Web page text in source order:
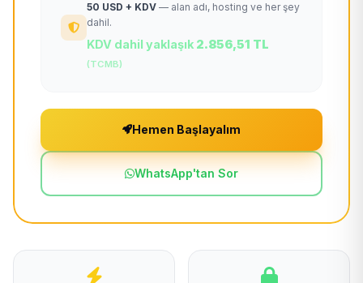
50 USD + KDV — alan adı, hosting ve her şey
dahil.
KDV dahil yaklaşık 2.856,51 TL
(TCMB)
Hemen Başlayalım
WhatsApp'tan Sor